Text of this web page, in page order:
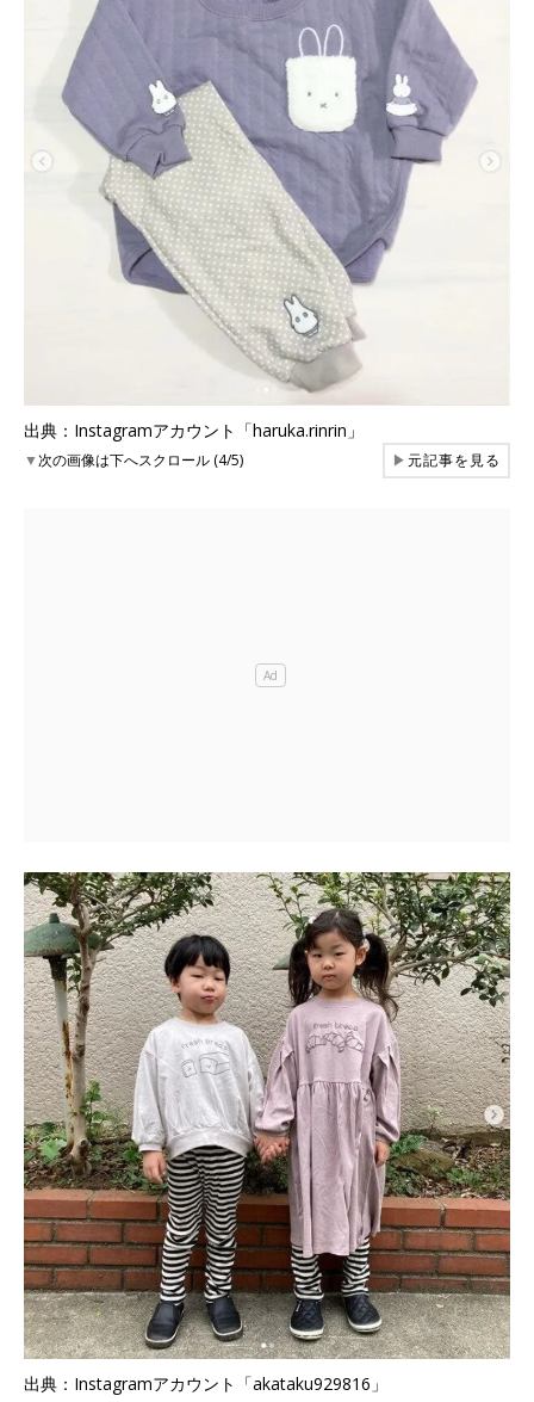
出典：Instagramアカウント「haruka.rinrin」
▼次の画像は下へスクロール (4/5) ▶元記事を見る
出典：Instagramアカウント「akataku929816」